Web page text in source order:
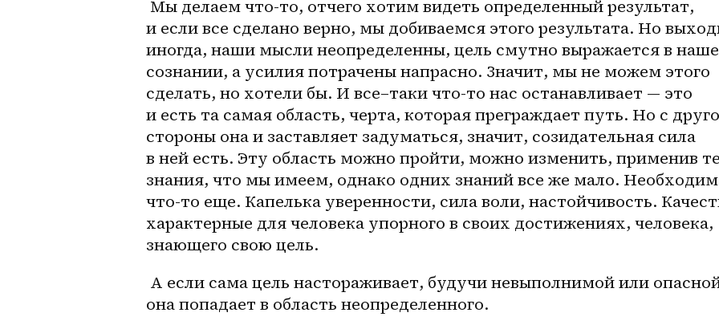
и если все сделано верно, мы добиваемся этого результата. Но
иногда, наши мысли неопределенны, цель смутно выражается в
сознании, а усилия потрачены напрасно. Значит, мы не можем этого
сделать, но хотели бы. И все–таки что-то нас останавливает — это
и есть та самая область, черта, которая преграждает путь. Но с
стороны она и заставляет задуматься, значит, созидательная сила
в ней есть. Эту область можно пройти, можно изменить, применив
знания, что мы имеем, однако одних знаний все же мало.
что-то еще. Капелька уверенности, сила воли, настойчивость.
характерные для человека упорного в своих достижениях, человека,
знающего свою цель.
она попадает в область неопределенного.